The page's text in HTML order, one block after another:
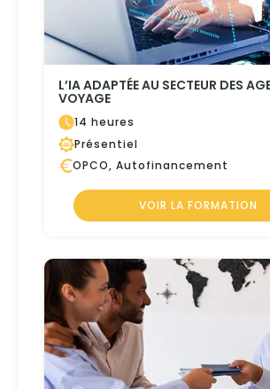
L’IA ADAPTÉE AU SECTEUR DES
VOYAGE
14 heures
Présentiel
OPCO, Autofinancement
VOIR LA FORMATION